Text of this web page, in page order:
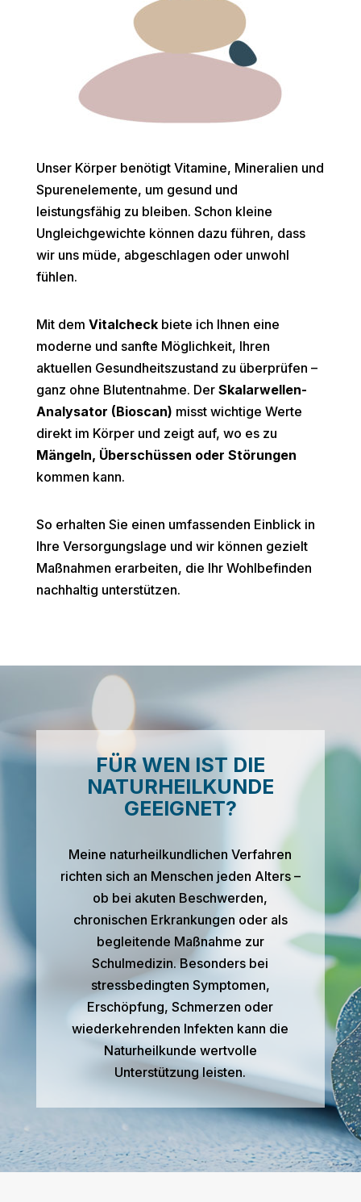
Unser Körper benötigt Vitamine, Mineralien und
Spurenelemente, um gesund und
leistungsfähig zu bleiben. Schon kleine
Ungleichgewichte können dazu führen, dass
wir uns müde, abgeschlagen oder unwohl
fühlen.
Mit dem Vitalcheckbiete ich Ihnen eine
moderne und sanfte Möglichkeit, Ihren
aktuellen Gesundheitszustand zu überprüfen –
ganz ohne Blutentnahme. Der Skalarwellen-
Analysator (Bioscan) misst wichtige Werte
direkt im Körper und zeigt auf, wo es zu
Mängeln, Überschüssen oder Störungen
kommen kann.
So erhalten Sie einen umfassenden Einblick in
Ihre Versorgungslage und wir können gezielt
Maßnahmen erarbeiten, die Ihr Wohlbefinden
nachhaltig unterstützen.
FÜR WEN IST DIE
NATURHEILKUNDE
GEEIGNET?
Meine naturheilkundlichen Verfahren
richten sich an Menschen jeden Alters –
ob bei akuten Beschwerden,
chronischen Erkrankungen oder als
begleitende Maßnahme zur
Schulmedizin. Besonders bei
stressbedingten Symptomen,
Erschöpfung, Schmerzen oder
wiederkehrenden Infekten kann die
Naturheilkunde wertvolle
Unterstützung leisten.